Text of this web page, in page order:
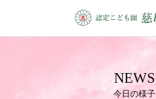
NEWS
今日の様子